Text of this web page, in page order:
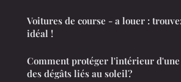
Voitures de course - a louer :
idéal !
Comment protéger l'intérieur d'une
des dégâts liés au soleil?